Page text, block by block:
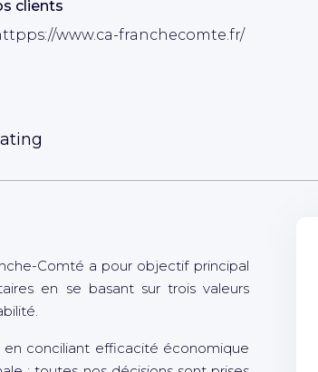
clients
www.ca-franchecomte.fr/
Comté a pour objectif principal
en se basant sur trois valeurs
en conciliant efficacité économique